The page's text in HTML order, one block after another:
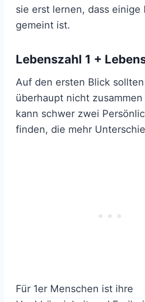
sie erst lernen, dass einige
gemeint ist.
Lebenszahl 1 +
Auf den ersten Blick
überhaupt nicht
kann schwer zwei
finden, die mehr
Für 1er Menschen ist ihre